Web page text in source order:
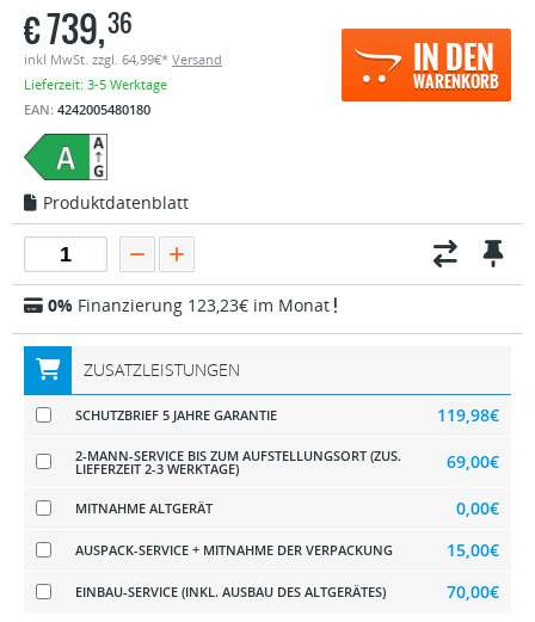
IN DEN
WARENKORB
€739,36
inkl MwSt. zzgl. 64,99€* Versand
Lieferzeit: 3-5 Werktage
EAN: 4242005480180
Produktdatenblatt
0% Finanzierung 123,23€ im Monat
ZUSATZLEISTUNGEN
SCHUTZBRIEF 5 JAHRE GARANTIE 119,98€
2-MANN-SERVICE BIS ZUM AUFSTELLUNGSORT (ZUS.
LIEFERZEIT 2-3 WERKTAGE) 69,00€
MITNAHME ALTGERÄT 0,00€
AUSPACK-SERVICE + MITNAHME DER VERPACKUNG 15,00€
EINBAU-SERVICE (INKL. AUSBAU DES ALTGERÄTES) 70,00€